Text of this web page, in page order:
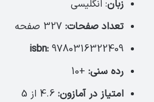
زبان: انگلیسی
تعداد صفحات:
isbn: 9780316322409
رده سنی: +10
امتیاز در آمازون: